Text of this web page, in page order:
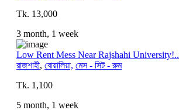
Tk. 13,000
3 month, 1 week
Low Rent Mess Near Rajshahi University!..
রাজশাহী, বোয়ালিয়া, মেস - সিট - রুম
Tk. 1,100
5 month, 1 week